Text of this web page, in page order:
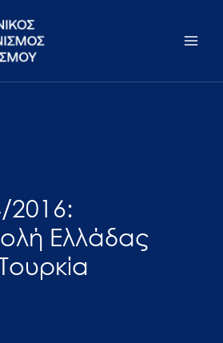
2016:
Ελλάδας